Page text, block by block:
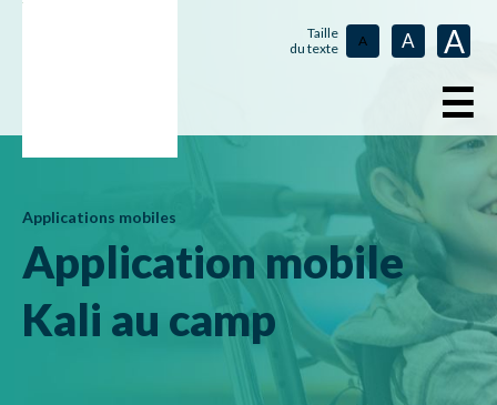
Taille
du texte
A A A
☰
Applications mobiles
Application mobile
Kali au camp